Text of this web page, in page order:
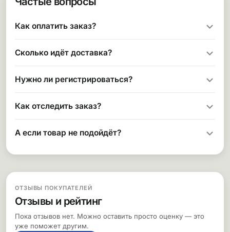
Как оплатить заказ?
Сколько идёт доставка?
Нужно ли регистрироваться?
Как отследить заказ?
А если товар не подойдёт?
ОТЗЫВЫ ПОКУПАТЕЛЕЙ
Отзывы и рейтинг
Пока отзывов нет. Можно оставить просто оценку — это
уже поможет другим.